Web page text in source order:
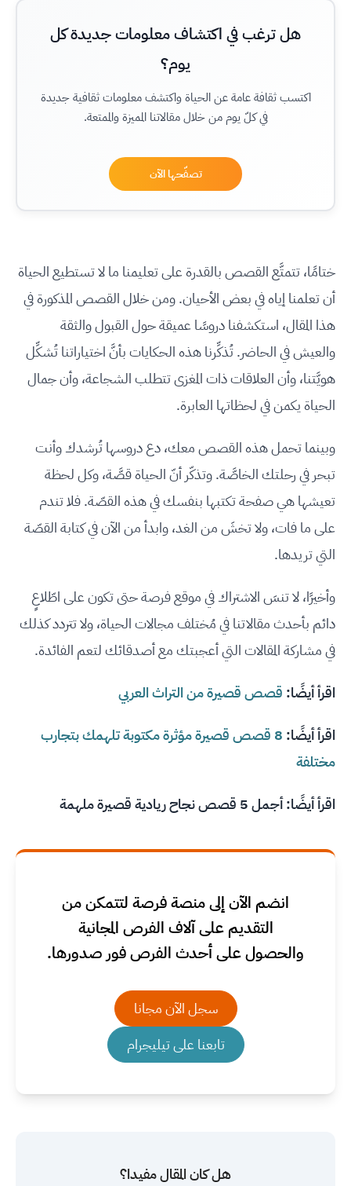
هل ترغب في اكتشاف معلومات جديدة كل
يوم؟
اكتسب ثقافة عامة عن الحياة واكتشف معلومات ثقافية جديدة
في كلّ يوم من خلال مقالاتنا المميزة والممتعة.
تصفّحها الآن
ختامًا، تتمتَّع القصص بالقدرة على تعليمنا ما لا تستطيع الحياة
أن تعلمنا إياه في بعض الأحيان. ومن خلال القصص المذكورة في
هذا المقال، استكشفنا دروسًا عميقة حول القبول والثقة
والعيش في الحاضر. تُذكِّرنا هذه الحكايات بأنَّ اختياراتنا تُشكِّل
هويَّتنا، وأن العلاقات ذات المغزى تتطلب الشجاعة، وأن جمال
الحياة يكمن في لحظاتها العابرة.
وبينما تحمل هذه القصص معك، دع دروسها تُرشدك وأنت
تبحر في رحلتك الخاصَّة. وتذكّر أنّ الحياة قصَّة، وكل لحظة
تعيشها هي صفحة تكتبها بنفسك في هذه القصّة. فلا تندم
على ما فات، ولا تخشَ من الغد، وابدأ من الآن في كتابة القصّة
التي تريدها.
وأخيرًا، لا تنسَ الاشتراك في موقع فرصة حتى تكون على اطّلاعٍ
دائم بأحدث مقالاتنا في مُختلف مجالات الحياة، ولا تتردد كذلك
في مشاركة المقالات التي أعجبتك مع أصدقائك لتعم الفائدة.
اقرأ أيضًا: قصص قصيرة من التراث العربي
اقرأ أيضًا:
8 قصص قصيرة مؤثرة مكتوبة تلهمك بتجارب
مختلفة
اقرأ أيضًا:أجمل 5 قصص نجاح ريادية قصيرة ملهمة
انضم الآن إلى منصة فرصة لتتمكن من
التقديم على آلاف الفرص المجانية
والحصول على أحدث الفرص فور صدورها.
سجل الآن مجانا
تابعنا على تيليجرام
هل كان المقال مفيدا؟